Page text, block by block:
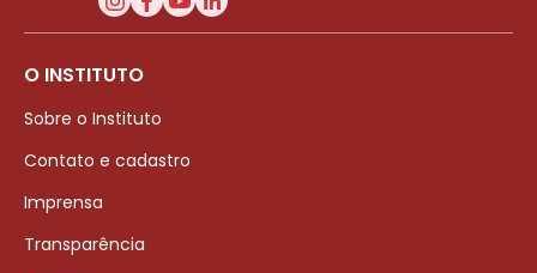
O INSTITUTO
Sobre o Instituto
Contato e cadastro
Imprensa
Transparência